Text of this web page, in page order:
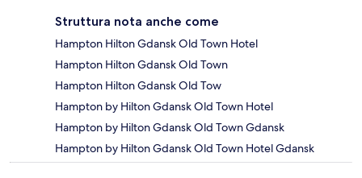
Struttura nota anche come
Hampton Hilton Gdansk Old Town Hotel
Hampton Hilton Gdansk Old Town
Hampton Hilton Gdansk Old Tow
Hampton by Hilton Gdansk Old Town Hotel
Hampton by Hilton Gdansk Old Town Gdansk
Hampton by Hilton Gdansk Old Town Hotel Gdansk